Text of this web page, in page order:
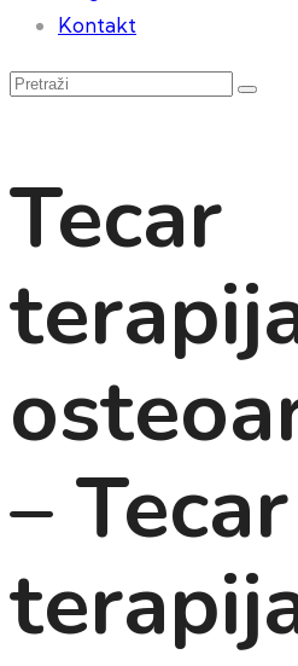
Kontakt
Tecar
– Tecar